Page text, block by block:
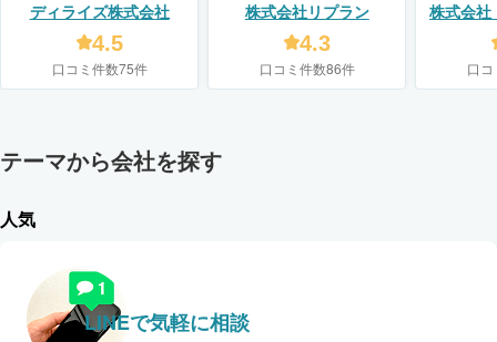
ディライズ株式会社
4.5
口コミ件数75件
株式会社リプラン
4.3
口コミ件数86件
株式会社
口
テーマから会社を探す
人気
LINEで気軽に相談